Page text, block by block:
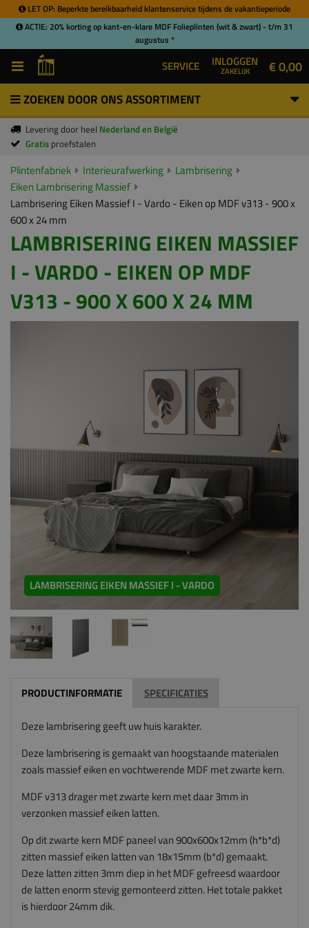
LET OP: Beperkte bereikbaarheid klantenservice tijdens de vakantieperiode
ACTIE: 20% korting op kant-en-klare MDF Folieplinten (wit & zwart) - t/m 31
augustus *
SERVICE INLOGGEN
ZAKELIJK € 0,00
ZOEKEN DOOR ONS ASSORTIMENT
Levering door heel Nederland en België
Gratis proefstalen
Plintenfabriek Interieurafwerking
Lambrisering
Eiken Lambrisering Massief
Lambrisering Eiken Massief I - Vardo - Eiken op MDF v313 - 900 x
600 x 24 mm
LAMBRISERING EIKEN MASSIEF
I - VARDO - EIKEN OP MDF
V313 - 900 X 600 X 24 MM
LAMBRISERING EIKEN MASSIEF I - VARDO
PRODUCTINFORMATIE SPECIFICATIES
Deze lambrisering geeft uw huis karakter.
Deze lambrisering is gemaakt van hoogstaande materialen
zoals massief eiken en vochtwerende MDF met zwarte kern.
MDF v313 drager met zwarte kern met daar 3mm in
verzonken massief eiken latten.
Op dit zwarte kern MDF paneel van 900x600x12mm (h*b*d)
zitten massief eiken latten van 18x15mm (b*d) gemaakt.
Deze latten zitten 3mm diep in het MDF gefreesd waardoor
de latten enorm stevig gemonteerd zitten. Het totale pakket
is hierdoor 24mm dik.